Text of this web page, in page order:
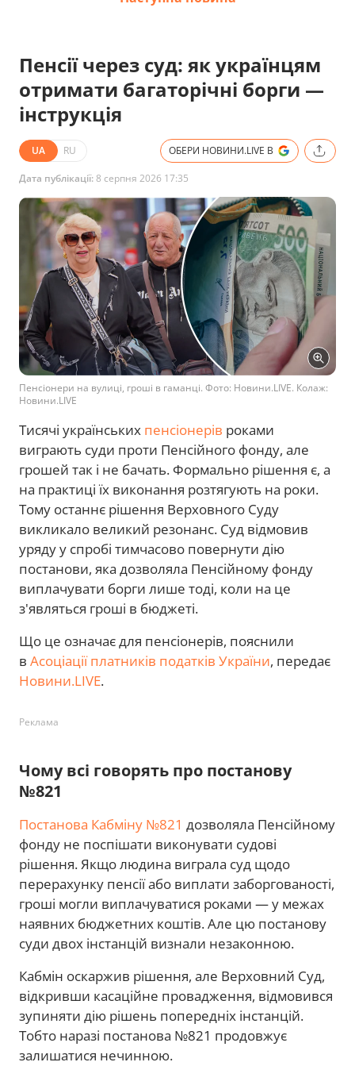
Пенсії через суд: як українцям
отримати багаторічні борги —
інструкція
UA RU ОБЕРИ НОВИНИ.LIVE В
Дата публікації:8 серпня 2026 17:35
Пенсіонери на вулиці, гроші в гаманці. Фото: Новини.LIVE. Колаж:
Новини.LIVE
Тисячі українських пенсіонерів роками
виграють суди проти Пенсійного фонду, але
грошей так і не бачать. Формально рішення є, а
на практиці їх виконання розтягують на роки.
Тому останнє рішення Верховного Суду
викликало великий резонанс. Суд відмовив
уряду у спробі тимчасово повернути дію
постанови, яка дозволяла Пенсійному фонду
виплачувати борги лише тоді, коли на це
з'являться гроші в бюджеті.
Що це означає для пенсіонерів, пояснили
в Асоціації платників податків України, передає
Новини.LIVE.
Реклама
Чому всі говорять про постанову
№821
Постанова Кабміну №821 дозволяла Пенсійному
фонду не поспішати виконувати судові
рішення. Якщо людина виграла суд щодо
перерахунку пенсії або виплати заборгованості,
гроші могли виплачуватися роками — у межах
наявних бюджетних коштів. Але цю постанову
суди двох інстанцій визнали незаконною.
Кабмін оскаржив рішення, але Верховний Суд,
відкривши касаційне провадження, відмовився
зупиняти дію рішень попередніх інстанцій.
Тобто наразі постанова №821 продовжує
залишатися нечинною.